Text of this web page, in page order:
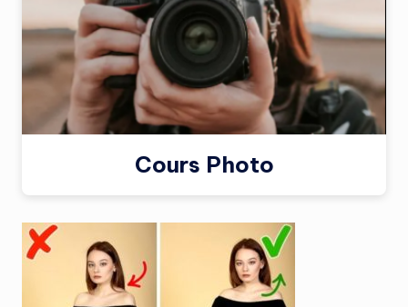
Cours Photo